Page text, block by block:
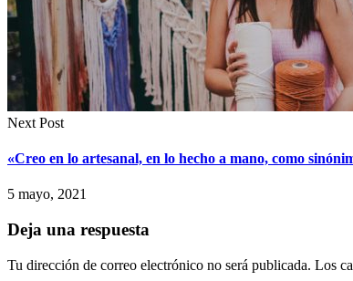
Next Post
«Creo en lo artesanal, en lo hecho a mano, como
5 mayo, 2021
Deja una respuesta
Tu dirección de correo electrónico no será publicada. Los